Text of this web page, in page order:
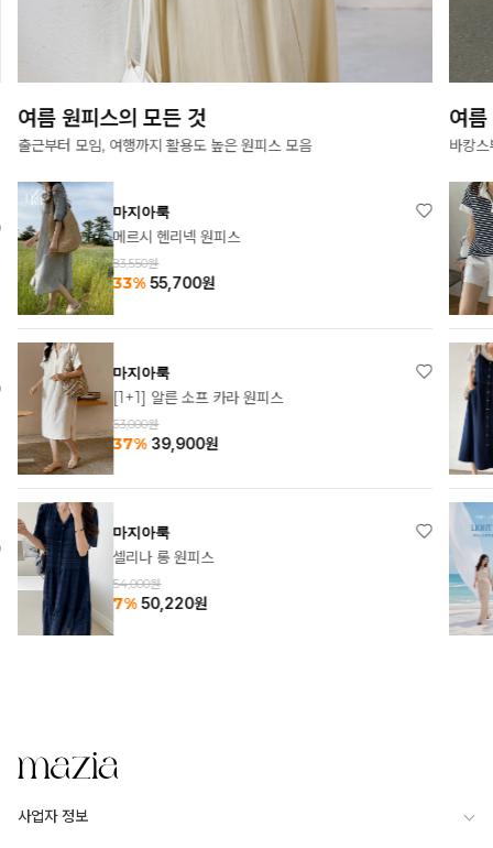
여름 원피스의 모든 것
출근부터 모임, 여행까지 활용도 높은 원피스 모음
마지아룩
메르시 헨리넥 원피스
83,550원
33% 55,700원
마지아룩
[1+1] 알른 소프 카라 원피스
63,000원
37% 39,900원
마지아룩
셀리나 롱 원피스
54,000원
7% 50,220원
여
바캉
사업자 정보